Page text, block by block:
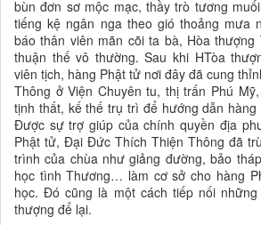
bùn đơn sơ mộc mạc, thầy trò tương
tiếng kệ ngân nga theo gió thoảng mưa
báo thân viên mãn cõi ta bà, Hòa
thuận thế vô thường. Sau khi HTòa
viên tịch, hàng Phật tử nơi đây đã cung
Thông ở Viện Chuyên tu, thị trấn Phú
tịnh thất, kế thế trụ trì để hướng dẫn
Được sự trợ giúp của chính quyền địa
Phật tử, Đại Đức Thích Thiện Thông đã
trình của chùa như giảng đường, bảo
học tình Thương… làm cơ sở cho hàng
học. Đó cũng là một cách tiếp nối
thượng để lại.